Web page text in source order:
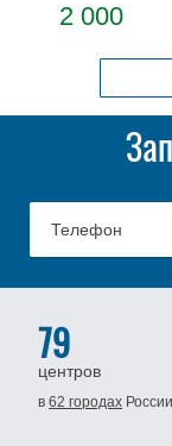
2 000
79
центров
в62 городах